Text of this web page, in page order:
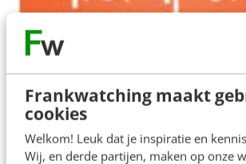
Frankwatching maakt
cookies
Welkom! Leuk dat je inspiratie en
Wij, en derde partijen, maken op onze
MARKETING
Digitale disruptie: waarom ook
branche er niet aan ontkomt
Kodak hield de snelle digitalisering
niet bij, reisbureaus legden het af
tegenhangers en de